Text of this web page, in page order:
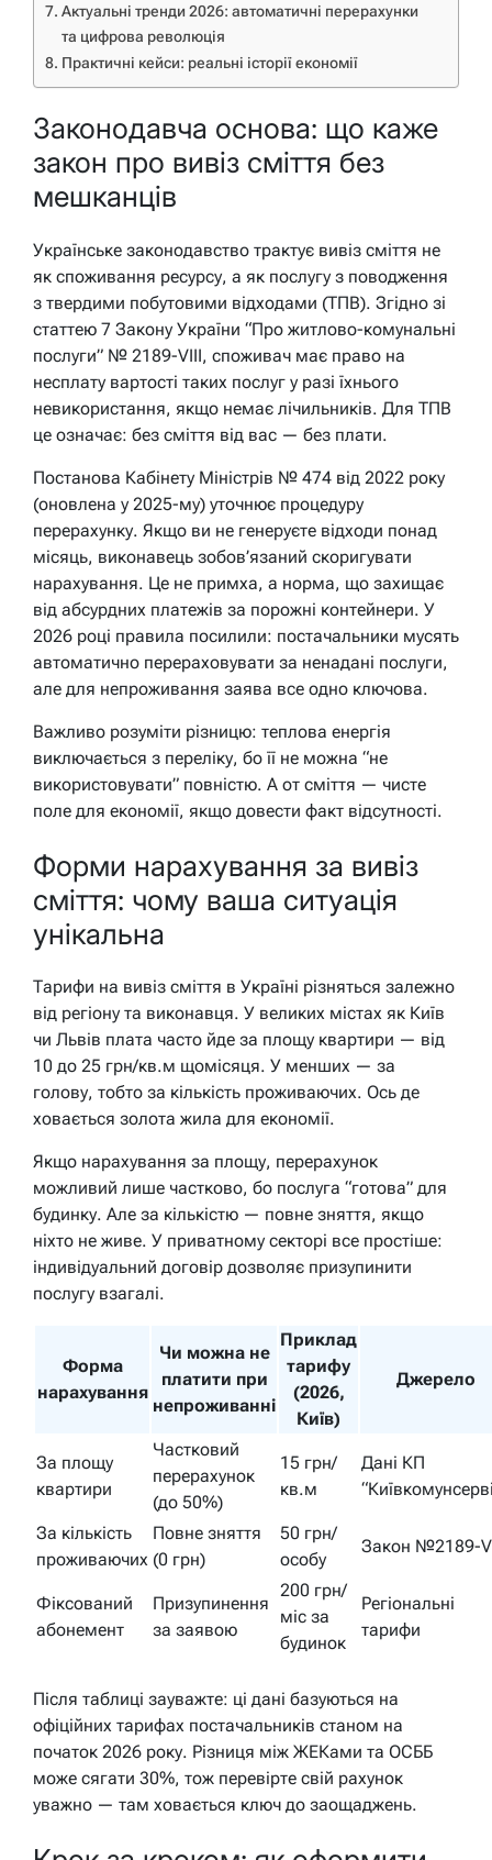
Актуальні тренди 2026: автоматичні перерахунки
та цифрова революція
Практичні кейси: реальні історії економії
Законодавча основа: що каже
закон про вивіз сміття без
мешканців
Українське законодавство трактує вивіз сміття не
як споживання ресурсу, а як послугу з поводження
з твердими побутовими відходами (ТПВ). Згідно зі
статтею 7 Закону України “Про житлово-комунальні
послуги” № 2189-VIII, споживач має право на
несплату вартості таких послуг у разі їхнього
невикористання, якщо немає лічильників. Для ТПВ
це означає: без сміття від вас — без плати.
Постанова Кабінету Міністрів № 474 від 2022 року
(оновлена у 2025-му) уточнює процедуру
перерахунку. Якщо ви не генеруєте відходи понад
місяць, виконавець зобов’язаний скоригувати
нарахування. Це не примха, а норма, що захищає
від абсурдних платежів за порожні контейнери. У
2026 році правила посилили: постачальники мусять
автоматично перераховувати за ненадані послуги,
але для непроживання заява все одно ключова.
Важливо розуміти різницю: теплова енергія
виключається з переліку, бо її не можна “не
використовувати” повністю. А от сміття — чисте
поле для економії, якщо довести факт відсутності.
Форми нарахування за вивіз
сміття: чому ваша ситуація
унікальна
Тарифи на вивіз сміття в Україні різняться залежно
від регіону та виконавця. У великих містах як Київ
чи Львів плата часто йде за площу квартири — від
10 до 25 грн/кв.м щомісяця. У менших — за
голову, тобто за кількість проживаючих. Ось де
ховається золота жила для економії.
Якщо нарахування за площу, перерахунок
можливий лише частково, бо послуга “готова” для
будинку. Але за кількістю — повне зняття, якщо
ніхто не живе. У приватному секторі все простіше:
індивідуальний договір дозволяє призупинити
послугу взагалі.
Форма
нарахування
Чи можна не
платити при
непроживанні
Приклад
тарифу
(2026,
Київ)
Джерело
За площу
квартири
Частковий
перерахунок
(до 50%)
15 грн/
кв.м
Дані КП
За кількість
проживаючих
Повне зняття
(0 грн)
50 грн/
особу
Закон №2189-
Фіксований
абонемент
Призупинення
за заявою
200 грн/
міс за
будинок
Регіональні
тарифи
Після таблиці зауважте: ці дані базуються на
офіційних тарифах постачальників станом на
початок 2026 року. Різниця між ЖЕКами та ОСББ
може сягати 30%, тож перевірте свій рахунок
уважно — там ховається ключ до заощаджень.